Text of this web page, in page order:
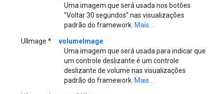
Uma imagem que será usada nos botões
"Voltar 30 segundos" nas visualizações
padrão do framework. Mais...
UIImage *
volumeImage
Uma imagem que será usada para indicar que
um controle deslizante é um controle
deslizante de volume nas visualizações
padrão do framework. Mais...